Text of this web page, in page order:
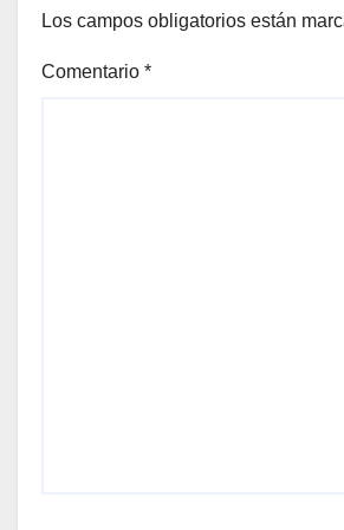
Los campos obligatorios están
Comentario *